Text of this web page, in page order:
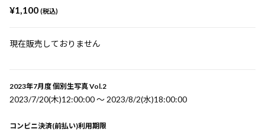
¥1,100 (税込)
現在販売しておりません
2023年7月度 個別生写真 Vol.2
2023/7/20(木)12:00:00 〜 2023/8/2(水)18:00:00
コンビニ決済(前払い)利用期限